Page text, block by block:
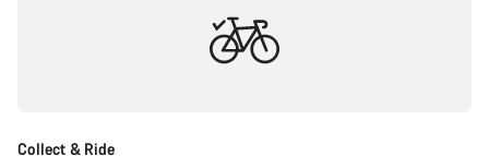
Collect & Ride